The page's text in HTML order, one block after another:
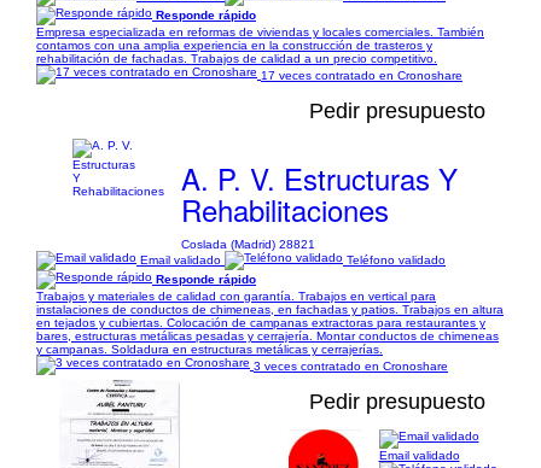
Responde rápido
Empresa especializada en reformas de viviendas y locales comerciales. También
contamos con una amplia experiencia en la construcción de trasteros y
rehabilitación de fachadas. Trabajos de calidad a un precio competitivo.
17 veces contratado en Cronoshare
Pedir presupuesto
A. P. V. Estructuras Y
Rehabilitaciones
Coslada (Madrid) 28821
Email validado
Teléfono validado
Responde rápido
Trabajos y materiales de calidad con garantía. Trabajos en vertical para
instalaciones de conductos de chimeneas, en fachadas y patios. Trabajos en altura
en tejados y cubiertas. Colocación de campanas extractoras para restaurantes y
bares, estructuras metálicas pesadas y cerrajería. Montar conductos de chimeneas
y campanas. Soldadura en estructuras metálicas y cerrajerías.
3 veces contratado en Cronoshare
Pedir presupuesto
Email validado